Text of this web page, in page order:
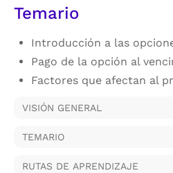
Temario
Introducción a las
Pago de la opción al
Factores que afectan al
VISIÓN GENERAL
TEMARIO
RUTAS DE APRENDIZAJE